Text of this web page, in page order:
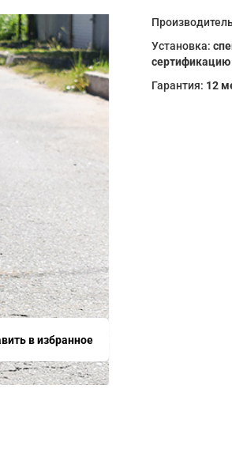
в избранное
Установка:
сертификацию
Гарантия: 12